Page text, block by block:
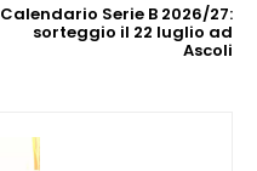
Calendario Serie B 2026/27:
sorteggio il 22 luglio ad
Ascoli